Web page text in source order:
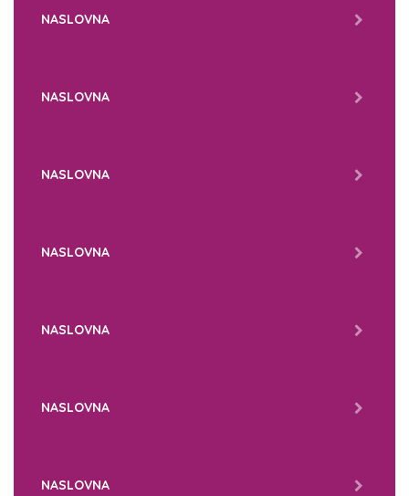
NASLOVNA
NASLOVNA
NASLOVNA
NASLOVNA
NASLOVNA
NASLOVNA
NASLOVNA